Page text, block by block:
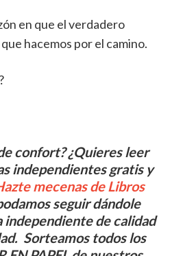
en que el verdadero
hacemos por el camino.
confort? ¿Quieres leer
independientes gratis y
mecenas de Libros
seguir dándole
de calidad
Sorteamos todos los